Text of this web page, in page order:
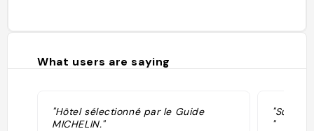
What users are saying
"Hôtel sélectionné par le Guide
MICHELIN."
"Super
"